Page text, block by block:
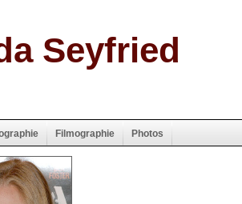
Seyfried
Filmographie Photos